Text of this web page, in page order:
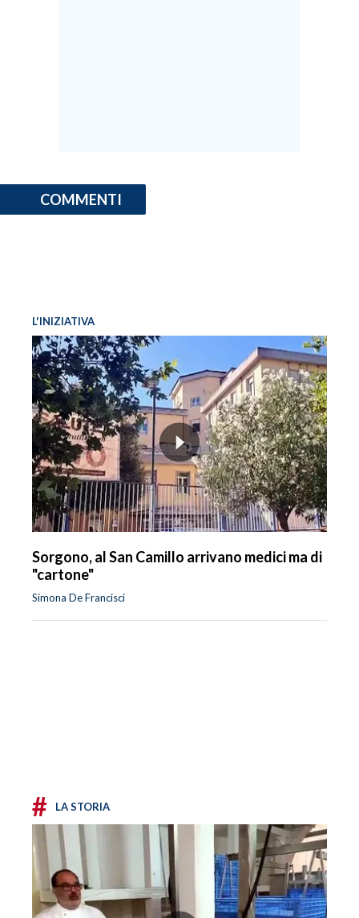
COMMENTI
L'INIZIATIVA
Sorgono, al San Camillo arrivano medici ma di
"cartone"
Simona De Francisci
# LA STORIA